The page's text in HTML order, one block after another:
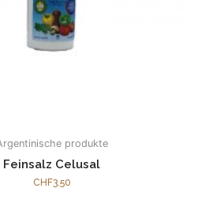
produkte
Feinsalz Celusal
CHF3.50